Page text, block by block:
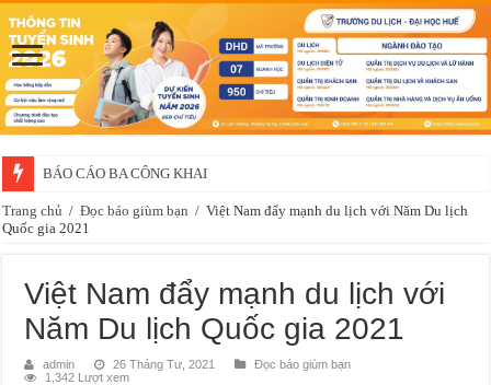
BÁO CÁO BA CÔNG KHAI
Thông báo về việc xét chọn sinh viên đề nghị nhận học bổng của doanh
Trang chủ / Đọc báo giùm bạn / Việt Nam đẩy mạnh du lịch với Năm Du lịch
Quốc gia 2021
Việt Nam đẩy mạnh du lịch với
Năm Du lịch Quốc gia 2021
admin 26 Tháng Tư, 2021
Đọc báo giùm bạn
1,342 Lượt xem